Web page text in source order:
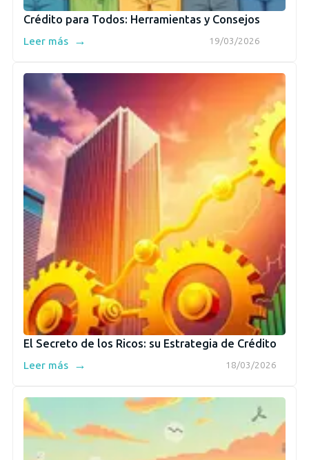
Crédito para Todos: Herramientas y Consejos
19/03/2026
Leer más →
El Secreto de los Ricos: su Estrategia de Crédito
18/03/2026
Leer más →